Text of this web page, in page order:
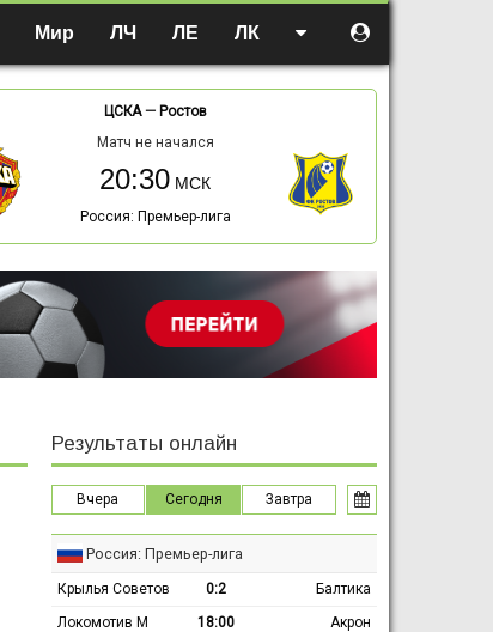
Мир ЛЧ ЛЕ ЛК
ЦСКА— Ростов
Матч не начался
20:30
Россия: Премьер-лига
Результаты онлайн
Вчера Сегодня Завтра
Россия: Премьер-лига
Крылья Советов 0:2
Балтика
Локомотив М
18:00
Акрон